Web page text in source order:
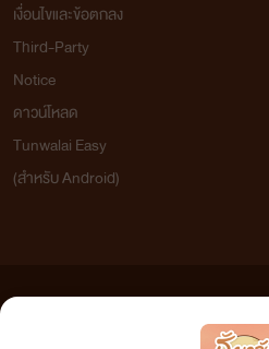
เงื่อนไขและข้อตกลง
Third-Party
Notice
ดาวน์โหลด
Tunwalai Easy
(สำหรับ Android)
เว็บไซต์แห่งนี้ไม่ได้เห็นด้วยและไม่ขอรับผิดชอบต่อข้อคว